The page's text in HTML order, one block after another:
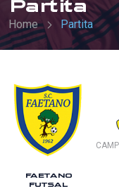
Home Partita